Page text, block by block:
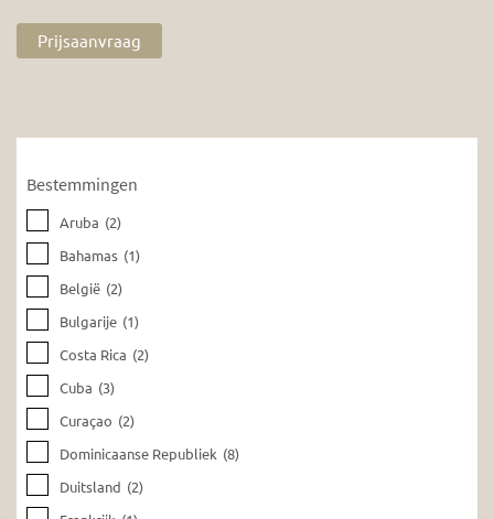
Bestemmingen
Aruba (2)
Bahamas (1)
België (2)
Bulgarije (1)
Costa Rica (2)
Cuba (3)
Curaçao (2)
Dominicaanse Republiek (8)
Duitsland (2)
Prijsaanvraag